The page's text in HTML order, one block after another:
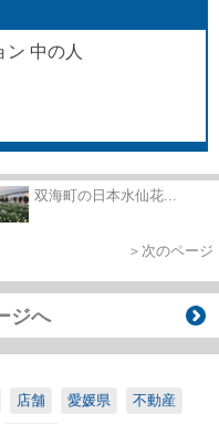
中の人
双海町の日本水仙花...
＞次のページ
ジへ
店舗 愛媛県 不動産